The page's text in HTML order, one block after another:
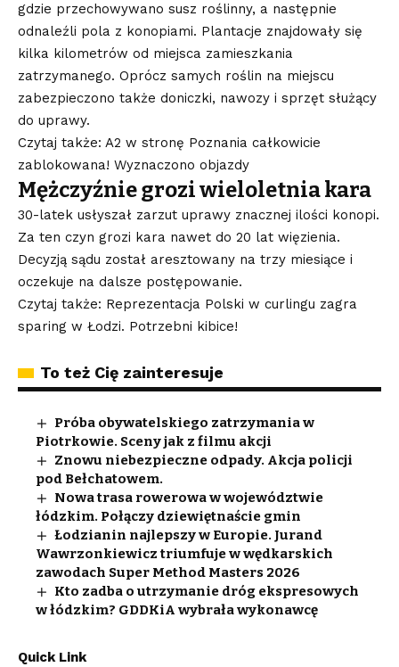
gdzie przechowywano susz roślinny, a następnie
odnaleźli pola z konopiami. Plantacje znajdowały się
kilka kilometrów od miejsca zamieszkania
zatrzymanego. Oprócz samych roślin na miejscu
zabezpieczono także doniczki, nawozy i sprzęt służący
do uprawy.
Czytaj także: A2 w stronę Poznania całkowicie
zablokowana! Wyznaczono objazdy
Mężczyźnie grozi wieloletnia kara
30-latek usłyszał zarzut uprawy znacznej ilości konopi.
Za ten czyn grozi kara nawet do 20 lat więzienia.
Decyzją sądu został aresztowany na trzy miesiące i
oczekuje na dalsze postępowanie.
Czytaj także: Reprezentacja Polski w curlingu zagra
sparing w Łodzi. Potrzebni kibice!
To też Cię zainteresuje
Próba obywatelskiego zatrzymania w
Piotrkowie. Sceny jak z filmu akcji
Znowu niebezpieczne odpady. Akcja policji
pod Bełchatowem.
Nowa trasa rowerowa w województwie
łódzkim. Połączy dziewiętnaście gmin
Łodzianin najlepszy w Europie. Jurand
Wawrzonkiewicz triumfuje w wędkarskich
zawodach Super Method Masters 2026
Kto zadba o utrzymanie dróg ekspresowych
w łódzkim? GDDKiA wybrała wykonawcę
Quick Link